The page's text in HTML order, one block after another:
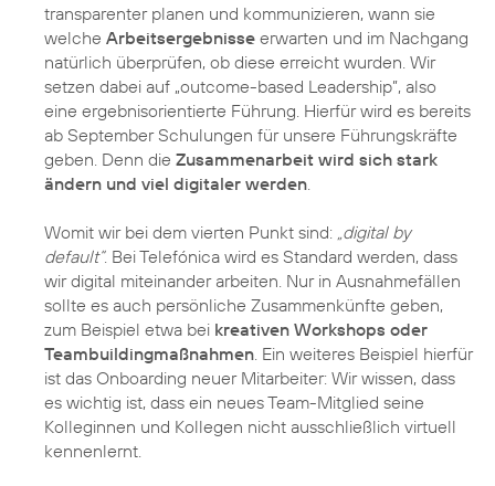
transparenter planen und kommunizieren, wann sie
welche Arbeitsergebnisse erwarten und im Nachgang
natürlich überprüfen, ob diese erreicht wurden. Wir
setzen dabei auf „outcome-based Leadership”, also
eine ergebnisorientierte Führung. Hierfür wird es bereits
ab September Schulungen für unsere Führungskräfte
geben. Denn die Zusammenarbeit wird sich stark
ändern und viel digitaler werden
Womit wir bei dem vierten Punkt sind: „digital by
default“. Bei Telefónica wird es Standard werden, dass
wir digital miteinander arbeiten. Nur in Ausnahmefällen
sollte es auch persönliche Zusammenkünfte geben,
zum Beispiel etwa bei kreativen Workshops oder
Teambuildingmaßnahmen . Ein weiteres Beispiel hierfür
ist das Onboarding neuer Mitarbeiter: Wir wissen, dass
es wichtig ist, dass ein neues Team-Mitglied seine
Kolleginnen und Kollegen nicht ausschließlich virtuell
kennenlernt.